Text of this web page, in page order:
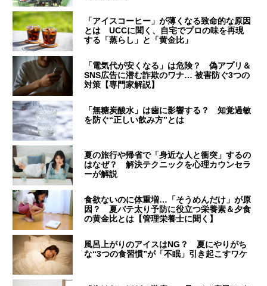
「アイスコーヒー」が薄くなる致命的な原因
とは UCCに聞く、自宅でプロの味を再現
する「蒸らし」と「黄金比」
「電気代が安くなる」は危険？ 偽アプリ＆
SNS広告に潜む詐欺のワナ… 被害防ぐ3つの
対策【専門家解説】
「無糖炭酸水」は歯に影響する？ 知覚過敏
を防ぐ“正しい飲み方”とは
夏の旅行や帰省で「身近な人と衝突」するの
はなぜ？ 解決テクニックを心理カウンセラ
ーが解説
食欲ないのに体重増…「そうめんだけ」が原
因？ 夏バテ太り予防に役立つ栄養素＆夕食
の黄金比とは【管理栄養士に聞く】
風呂上がりのアイスはNG？ 夏にやりがち
な“3つの食習慣”が「不眠」引き起こすワケ